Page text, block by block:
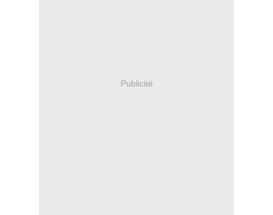
Publicité